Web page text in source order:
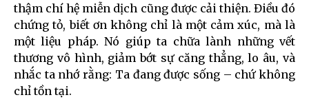
thậm chí hệ miễn dịch cũng được cải thiện. Điều đó
chứng tỏ, biết ơn không chỉ là một cảm xúc, mà là
một liệu pháp. Nó giúp ta chữa lành những vết
thương vô hình, giảm bớt sự căng thẳng, lo âu, và
nhắc ta nhớ rằng: Ta đang được sống – chứ không
chỉ tồn tại.